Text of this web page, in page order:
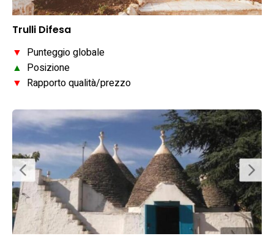
Trulli Difesa
▼ Punteggio globale
▲ Posizione
▼ Rapporto qualità/prezzo